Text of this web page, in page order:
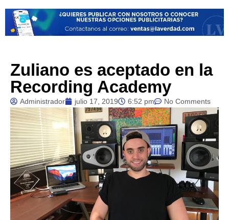
Zuliano es aceptado en la
Recording Academy
Administrador julio 17, 2019 6:52 pm No Comments